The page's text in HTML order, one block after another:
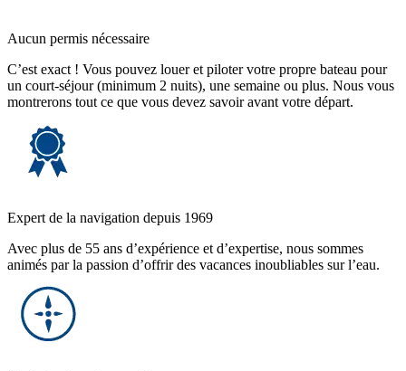
Aucun permis nécessaire
C’est exact ! Vous pouvez louer et piloter votre propre bateau pour
un court-séjour (minimum 2 nuits), une semaine ou plus. Nous vous
montrerons tout ce que vous devez savoir avant votre départ.
Expert de la navigation depuis 1969
Avec plus de 55 ans d’expérience et d’expertise, nous sommes
animés par la passion d’offrir des vacances inoubliables sur l’eau.